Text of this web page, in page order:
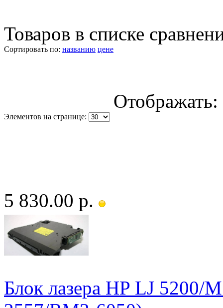
Товаров в списке
Сортировать по: названию цене
Отображать:
Элементов на странице:
5 830.00 р.
Блок лазера HP LJ